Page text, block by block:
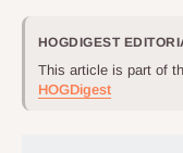
HOGDIGEST
This article is part of
HOGDigest